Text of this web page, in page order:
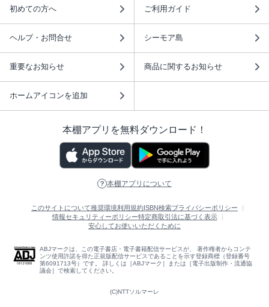
初めての方へ ご利用ガイド
ヘルプ・お問合せ シーモア島
重要なお知らせ 商品に関するお知らせ
ホームアイコンを追加
本棚アプリを無料ダウンロード！
本棚アプリについて
このサイトについて推奨環境利用規約ISBN検索プライバシーポリシー
情報セキュリティーポリシー特定商取引法に基づく表示
安心してお使いいただくために
ABJマークは、この電子書店・電子書籍配信サービスが、 著作権者からコンテ
ンツ使用許諾を得た正規版配信サービスであることを示す登録商標（登録番号
第6091713号）です。 詳しくは［ABJマーク］または［電子出版制作・流通協
議会］で検索してください。
(C)NTTソルマーレ